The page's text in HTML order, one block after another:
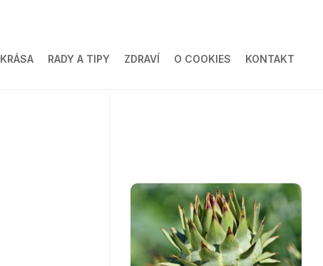
KRÁSA RADY A TIPY ZDRAVÍ O COOKIES KONTAKT